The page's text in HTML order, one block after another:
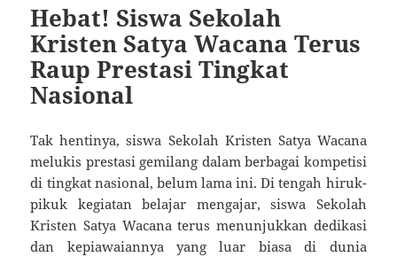
Hebat! Siswa Sekolah
Kristen Satya Wacana Terus
Raup Prestasi Tingkat
Nasional
Tak hentinya, siswa Sekolah Kristen Satya Wacana
melukis prestasi gemilang dalam berbagai kompetisi
di tingkat nasional, belum lama ini. Di tengah hiruk-
pikuk kegiatan belajar mengajar, siswa Sekolah
Kristen Satya Wacana terus menunjukkan dedikasi
dan kepiawaiannya yang luar biasa di dunia